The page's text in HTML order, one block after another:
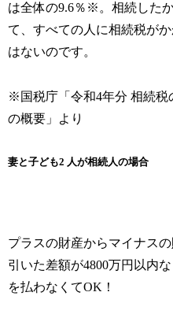
は全体の9.6％※。相続した
て、すべての人に相続税が
はないのです。
※国税庁「令和4年分 相続税
の概要」より
妻と子ども2 人が相続人の場合
プラスの財産からマイナス
引いた差額が4800万円以内
を払わなくてOK！